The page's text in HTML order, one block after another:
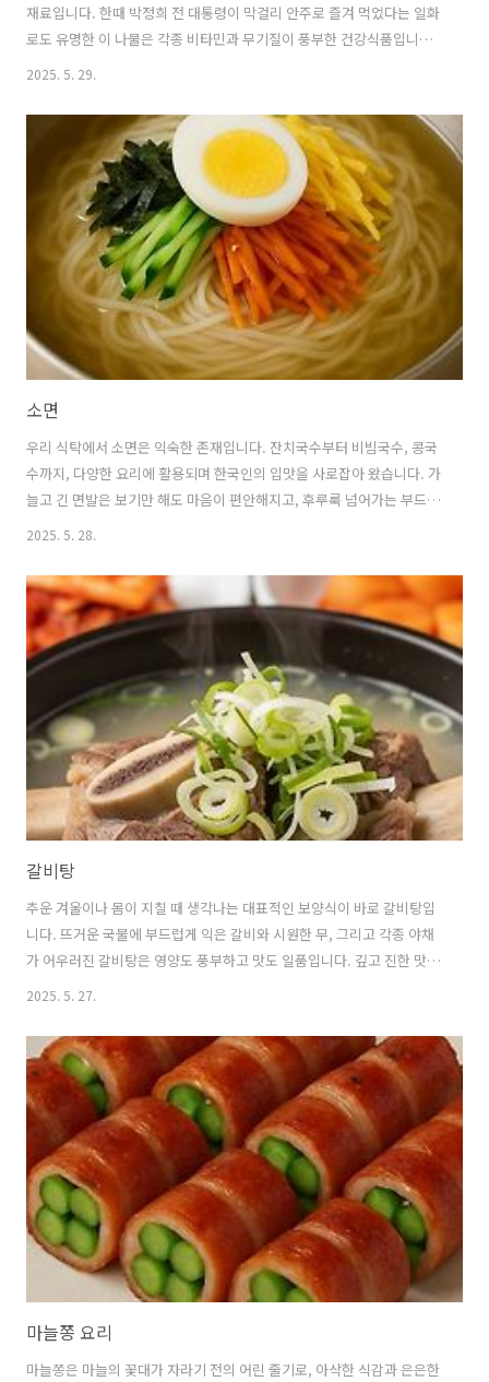
재료입니다. 한때 박정희 전 대통령이 막걸리 안주로 즐겨 먹었다는 일화
로도 유명한 이 나물은 각종 비타민과 무기질이 풍부한 건강식품입니다.
며, 왜 우리의 건강에 이로울까요? 🌿 비름나물의 정의와 종류: 밭에서
자라는 건강 지킴이비름나물은 비름과에 속하는 한해살이풀로, 우리나
라 전역의 밭이나 길가에서 흔히 볼 수 있는 나물입니다.특별한 재배 기
술 없이도 척박한 땅에서 잘 자라기 때문에 예로부터 구황작물로도 활용
되었습니다.크게 참비름, 개비름, 쇠비름 등으로 나눌 수 있는데, 우리가
주로..
2025. 5. 29.
소면
우리 식탁에서 소면은 익숙한 존재입니다. 잔치국수부터 비빔국수, 콩국
수까지, 다양한 요리에 활용되며 한국인의 입맛을 사로잡아 왔습니다. 가
늘고 긴 면발은 보기만 해도 마음이 편안해지고, 후루룩 넘어가는 부드러
운 식감은 남녀노소 누구나 즐길 수 있습니다. 소면의 정의, 맛있게 삶는
란 무엇인가 🍜 소면의 정의와 특징소면은 밀가루 반죽을 길게 늘려서 막
대기에 면을 감아 당긴 후 가늘게 만드는 국수입니다.한자로는 '素麵'이
라고 쓰는데, 여기서 '素'는 희다, 수수하다는 뜻을 가지고 있어고기를 넣
지 않은 담백한 국수라는 의미를 담고 있습니다.소면은 다른 면류와 구별
되는 특별한 제조 방식을 가지고 있습니다.국수 반죽을 양쪽에서 당기고
늘..
2025. 5. 28.
갈비탕
추운 겨울이나 몸이 지칠 때 생각나는 대표적인 보양식이 바로 갈비탕입
니다. 뜨거운 국물에 부드럽게 익은 갈비와 시원한 무, 그리고 각종 야채
가 어우러진 갈비탕은 영양도 풍부하고 맛도 일품입니다. 깊고 진한 맛의
갈비탕을 만드는 레시피를 소개해드리겠습니다. 1. 갈비탕이란 무엇인가
마늘 등의 채소와 함께 우려낸 한국의 전통 국물요리입니다.깔끔하면서
도 깊은 맛이 특징이며, 단백질과 각종 영양소가 풍부하여 기력 회복에
좋은 대표적인 보양식으로 여겨지고 있습니다. 🍲 갈비탕의 영양학적 가
치갈비탕에 들어가는 소갈비는 고품질의 단백질과 철분, 아연 등의 무기
질이 풍부합니다.특히 갈비뼈 주변의 골수에는 콜라겐과 칼슘이 많이 포
함되어..
2025. 5. 27.
마늘쫑 요리
마늘쫑은 마늘의 꽃대가 자라기 전의 어린 줄기로, 아삭한 식감과 은은한